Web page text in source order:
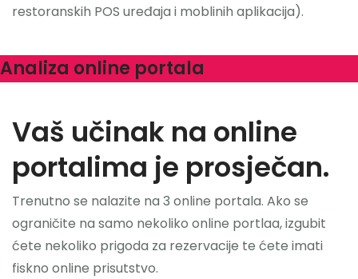
restoranskih POS uređaja i moblinih aplikacija).
Analiza online portala
Vaš učinak na online
portalima je prosječan.
Trenutno se nalazite na 3 online portala. Ako se
ograničite na samo nekoliko online portlaa, izgubit
ćete nekoliko prigoda za rezervacije te ćete imati
fiskno online prisutstvo.